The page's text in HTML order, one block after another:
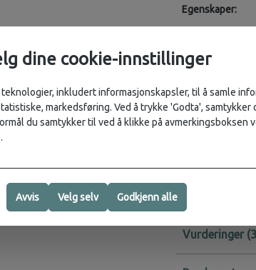
Egenskaper:
Dobbel
Slank
Tåler
Produsert i
Ikke egnet
Skal ikke
Vurderinger
dine cookie-innstillinger
inkludert informasjonskapsler, til å samle
markedsføring. Ved å trykke 'Godta', samtykker
du samtykker til ved å klikke på avmerkingsboksen
Avvis Velg selv Godkjenn alle